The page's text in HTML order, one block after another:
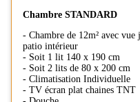
Chambre STANDARD
- Chambre de 12m² avec
patio intérieur
- Soit 1 lit 140 x 190 cm
- Soit 2 lits de 80 x 200 cm
- Climatisation Individuelle
- TV écran plat chaines TNT